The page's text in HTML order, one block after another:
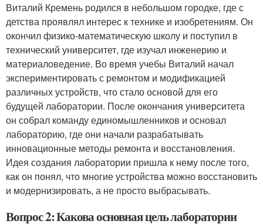
Виталий Кремень родился в небольшом городке, где с
детства проявлял интерес к технике и изобретениям. Он
окончил физико-математическую школу и поступил в
технический университет, где изучал инженерию и
материаловедение. Во время учебы Виталий начал
экспериментировать с ремонтом и модификацией
различных устройств, что стало основой для его
будущей лаборатории. После окончания университета
он собрал команду единомышленников и основал
лабораторию, где они начали разрабатывать
инновационные методы ремонта и восстановления.
Идея создания лаборатории пришла к нему после того,
как он понял, что многие устройства можно восстановить
и модернизировать, а не просто выбрасывать.
Вопрос 2: Какова основная цель лаборатории